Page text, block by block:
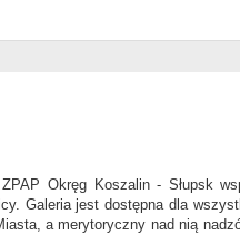
Okręg Koszalin - Słupsk
Galeria jest dostępna dla
a merytoryczny nad nią